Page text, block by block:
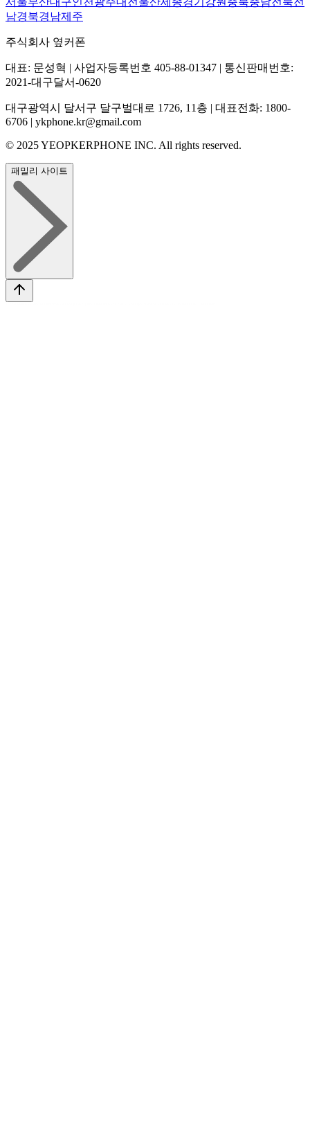
남경북경남제주
주식회사 옆커폰
대표: 문성혁 | 사업자등록번호 405-88-01347 | 통신판매번호:
2021-대구달서-0620
대구광역시 달서구 달구벌대로 1726, 11층 | 대표전화: 1800-
6706 | ykphone.kr@gmail.com
© 2025 YEOPKERPHONE INC. All rights reserved.
패밀리 사이트